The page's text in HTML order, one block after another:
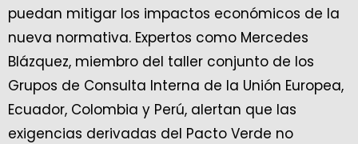
puedan mitigar los impactos económicos de la
nueva normativa. Expertos como Mercedes
Blázquez, miembro del taller conjunto de los
Grupos de Consulta Interna de la Unión Europea,
Ecuador, Colombia y Perú, alertan que las
exigencias derivadas del Pacto Verde no